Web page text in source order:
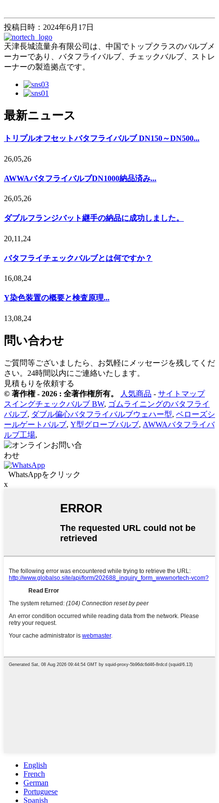
投稿日時：2024年6月17日
天津長城流量弁有限公司は、中国でトップクラスのバルブメ
ーカーであり、バタフライバルブ、チェックバルブ、ストレ
ーナーの製造拠点です。
最新ニュース
トリプルオフセットバタフライバルブ DN150～DN500...
26,05,26
AWWAバタフライバルブDN1000納品済み...
26,05,26
ダブルフランジバット継手の納品に成功しました。
20,11,24
バタフライチェックバルブとは何ですか？
16,08,24
Y染色装置の概要と検査原理...
13,08,24
問い合わせ
ご質問等ございましたら、お気軽にメッセージを残してくだ
さい。24時間以内にご連絡いたします。
見積もりを依頼する
© 著作権 - 2026 : 全著作権所有。
人気商品 - サイトマップ
スイングチェックバルブ BW, ゴムライニングのバタフライ
バルブ, ダブル偏心バタフライバルブウェハー型, ベローズシ
ールゲートバルブ, Y型グローブバルブ, AWWAバタフライバ
ルブ工場,
WhatsAppをクリック
x
English
French
German
Portuguese
Spanish